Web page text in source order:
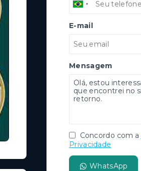
E-mail
Mensagem
Concordo com a
Privacidade
WhatsApp